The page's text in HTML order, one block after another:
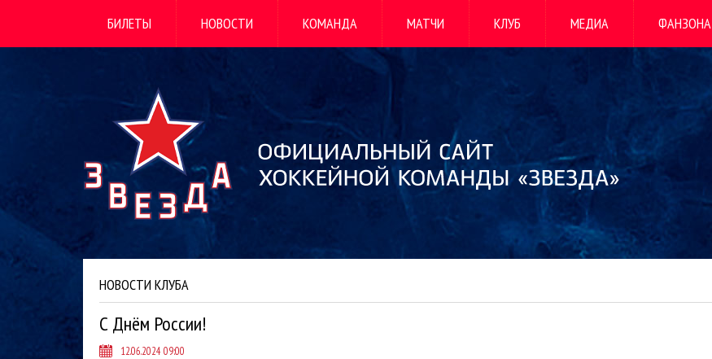
БИЛЕТЫ НОВОСТИ КОМАНДА МАТЧИ КЛУБ МЕДИА ФАНЗОНА
НОВОСТИ КЛУБА
С Днём России!
12.06.2024 09:00